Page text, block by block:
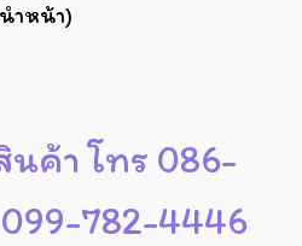
ำหน้า)
นค้า โทร 086-
782-4446